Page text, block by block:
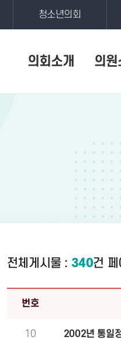
청소년의회
의회소개 의원
전체게시물 : 340건
번호
10 2002년 통일